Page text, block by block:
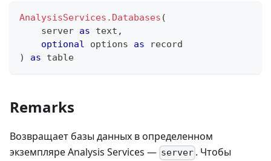
AnalysisServices.Databases (
    server
as text ,
optional options as
record
)
as table
Remarks
Возвращает базы данных в определенном
экземпляре Analysis Services — server . Чтобы